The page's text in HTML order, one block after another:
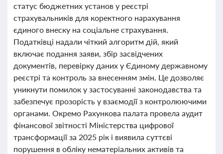
статус бюджетних установ у реєстрі
страхувальників для коректного нарахування
єдиного внеску на соціальне страхування.
Податківці надали чіткий алгоритм дій, який
включає подання заяви, збір засвідчених
документів, перевірку даних у Єдиному державному
реєстрі та контроль за внесенням змін. Це дозволяє
уникнути помилок у застосуванні законодавства та
забезпечує прозорість у взаємодії з контролюючими
органами. Окремо Рахункова палата провела аудит
фінансової звітності Міністерства цифрової
трансформації за 2025 рік і виявила суттєві
порушення в обліку нематеріальних активів та